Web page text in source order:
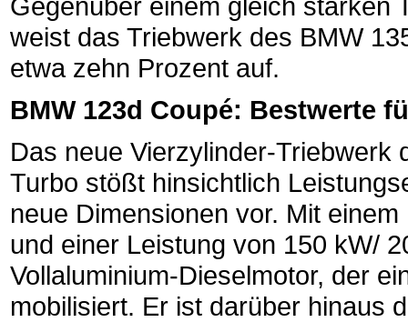
weist das Triebwerk des BMW
etwa zehn Prozent auf.
BMW 123d Coupé: Bestwerte
Das neue Vierzylinder-Triebwerk
Turbo stößt hinsichtlich
neue Dimensionen vor. Mit
und einer Leistung von 150 kW/
Vollaluminium-Dieselmotor, der
mobilisiert. Er ist darüber hinaus